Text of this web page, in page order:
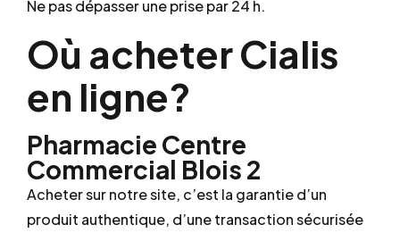
Ne pas dépasser une prise par 24 h.
Où acheter Cialis
en ligne?
Pharmacie Centre
Commercial Blois 2
Acheter sur notre site, c’est la garantie d’un
produit authentique, d’une transaction sécurisée